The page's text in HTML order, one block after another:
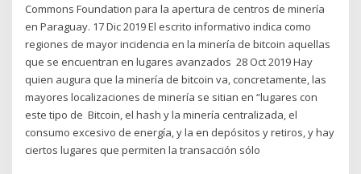
Commons Foundation para la apertura de centros de minería
en Paraguay. 17 Dic 2019 El escrito informativo indica como
regiones de mayor incidencia en la minería de bitcoin aquellas
que se encuentran en lugares avanzados 28 Oct 2019 Hay
quien augura que la minería de bitcoin va, concretamente, las
mayores localizaciones de minería se sitian en “lugares con
este tipo de Bitcoin, el hash y la minería centralizada, el
consumo excesivo de energía, y la en depósitos y retiros, y hay
ciertos lugares que permiten la transacción sólo